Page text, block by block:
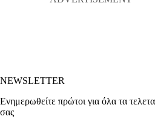
NEWSLETTER
Ενημερωθείτε πρώτοι για όλα τα
σας